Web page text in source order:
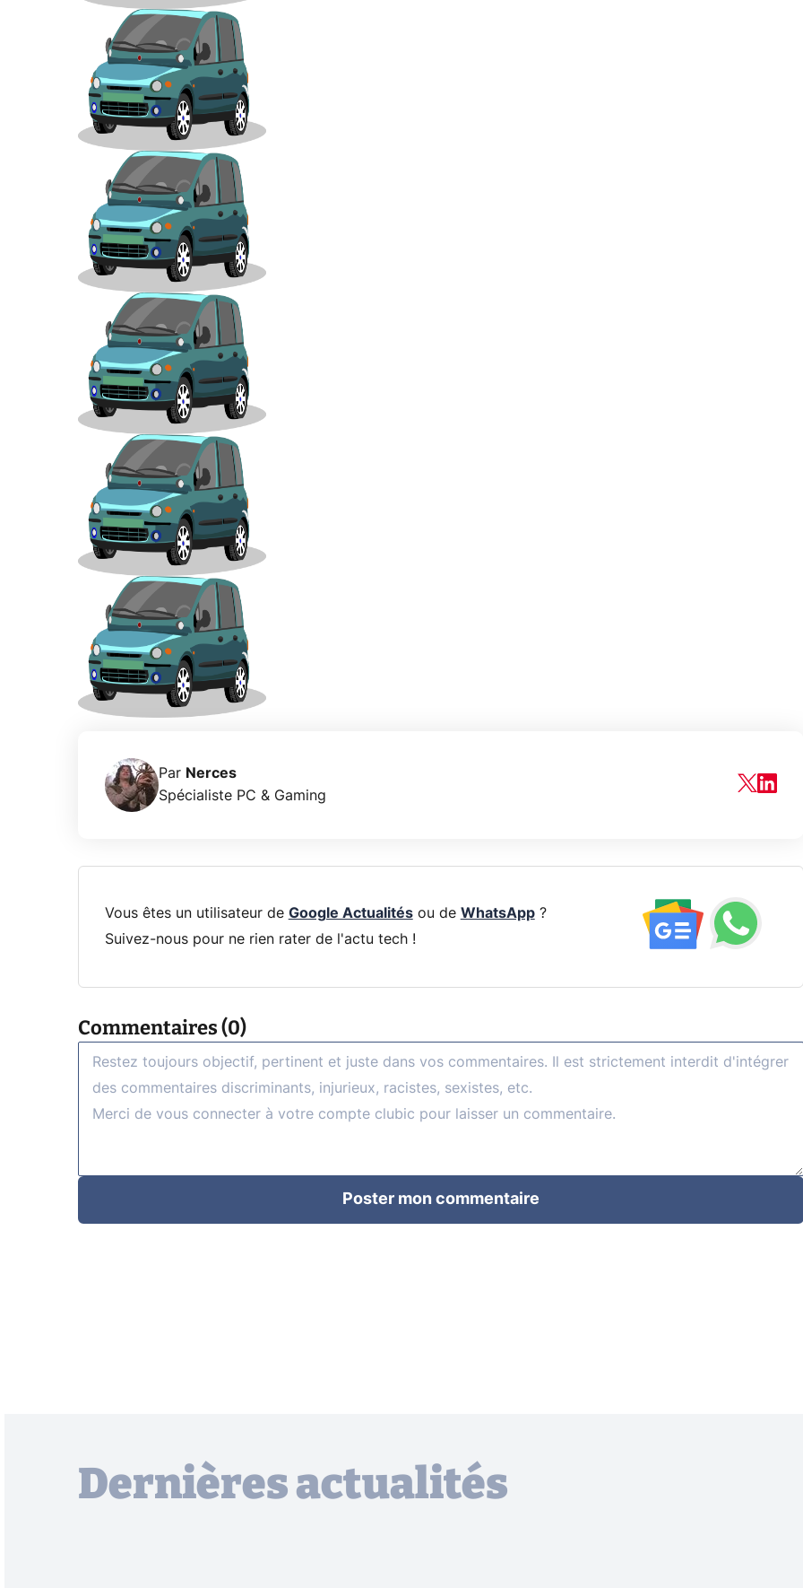
Par Nerces
Spécialiste PC & Gaming
Vous êtes un utilisateur de Google Actualitésou de WhatsApp?
Suivez-nous pour ne rien rater de l'actu tech !
Commentaires (0)
Poster mon commentaire
Dernières actualités